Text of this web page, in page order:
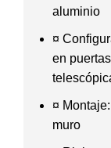
aluminio
¤
en
¤
muro